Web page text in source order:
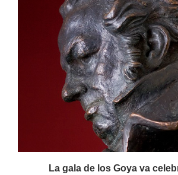
La gala de los Goya va